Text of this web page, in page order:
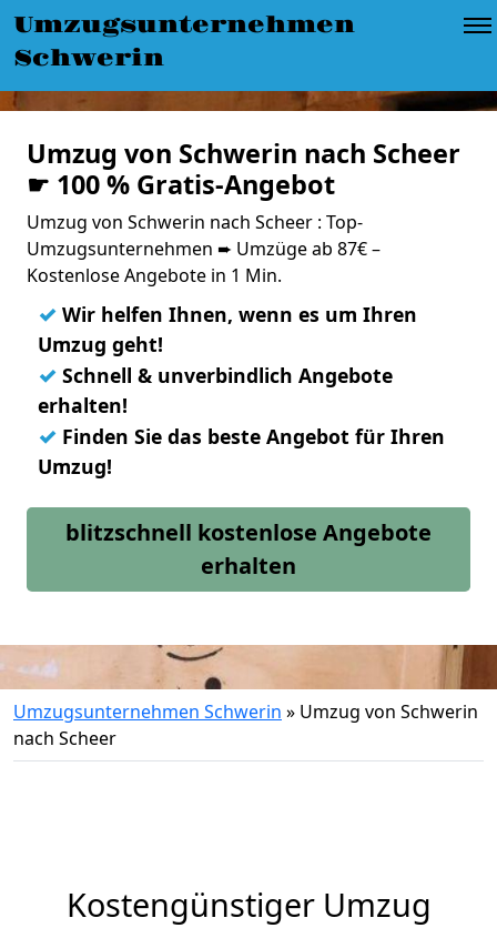
Umzugsunternehmen
Schwerin
Umzug von Schwerin nach Scheer
☛ 100 % Gratis-Angebot
Umzug von Schwerin nach Scheer : Top-
Umzugsunternehmen ➨ Umzüge ab 87€ –
Kostenlose Angebote in 1 Min.
✓ Wir helfen Ihnen, wenn es um Ihren
Umzug geht!
✓ Schnell & unverbindlich Angebote
erhalten!
✓ Finden Sie das beste Angebot für Ihren
Umzug!
blitzschnell kostenlose Angebote
erhalten
Umzugsunternehmen Schwerin » Umzug von Schwerin
nach Scheer
Kostengünstiger Umzug